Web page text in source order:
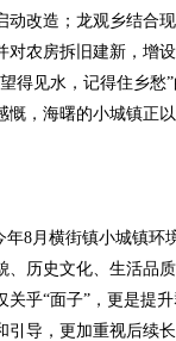
改造；龙观乡结合
对农房拆旧建新，增
得见水，记得住乡愁
，海曙的小城镇正以
8月横街镇小城镇环
历史文化、生活品
乎“面子”，更是提
导，更加重视后续